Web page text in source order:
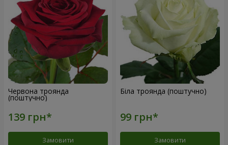
Червона троянда
(поштучно)
Замовити
Біла троянда (поштучно)
Замовити